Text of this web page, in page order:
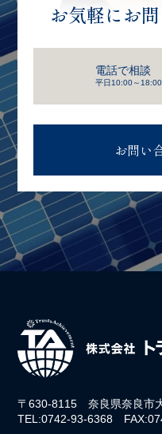
お気軽にお
電話で相談
平日10:00～18:00
お問い
〒630-8115 奈良県奈良市
TEL:0742-93-6368